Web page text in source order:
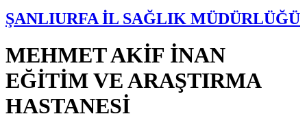
ŞANLIURFA İL SAĞLIK MÜDÜRLÜĞÜ
MEHMET AKİF İNAN
EĞİTİM VE ARAŞTIRMA
HASTANESİ